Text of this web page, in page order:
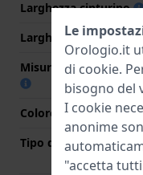
Larghezza cinturino
Larghezza tra Anse
Misura cinturino alla
Colore cinturino
Tipo di chiusura
Le
Orologio.it
di cookie.
bisogno del
I cookie
anonime
"accetta